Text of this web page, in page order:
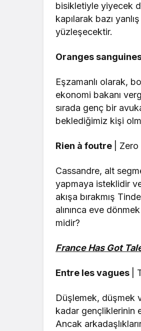
bisikletiyle yiyecek
kapılarak bazı
yüzleşecektir.
Oranges
Eşzamanlı olarak,
ekonomi bakanı
sırada genç bir
beklediğimiz kişi
Rien à foutre |
Cassandre, alt
yapmaya isteklidir
akışa bırakmış
alınınca eve
midir?
France Has Got
Entre les vagues |
Düşlemek, düşmek
kadar gençliklerinin
Ancak